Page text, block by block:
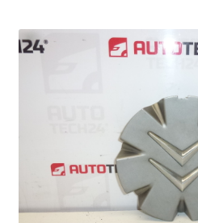
Política de Privacidade
Procedimento de Reclamação